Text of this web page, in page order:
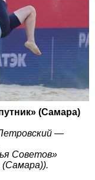
(Самара)
—
Советов»